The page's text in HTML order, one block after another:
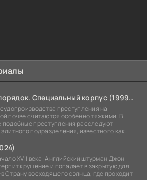
Закон и порядок. Специальный корпус (1999-2026)
преступления на
почве считаются особенно тяжкими. В
подобные преступления расследуют
подразделения, известного как
XVII века. Английский штурман Джон
крушение и попадает в закрытую для
Страну восходящего солнца, где проходит